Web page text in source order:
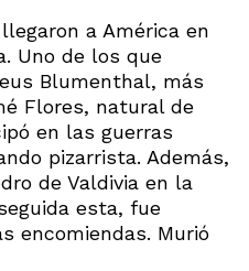
a América en
Uno de los que
Blumenthal, más
Flores, natural de
en las guerras
pizarrista. Además,
de Valdivia en la
esta, fue
encomiendas. Murió